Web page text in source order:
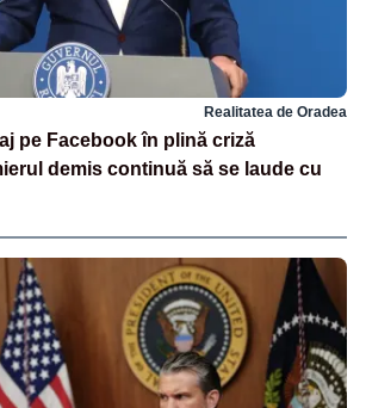
Realitatea de Oradea
pe Facebook în plină criză
demis continuă să se laude cu